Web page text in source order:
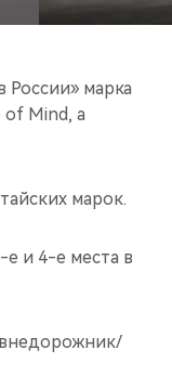
России» марка
of Mind, а
марок.
е и 4-е места в
внедорожник/